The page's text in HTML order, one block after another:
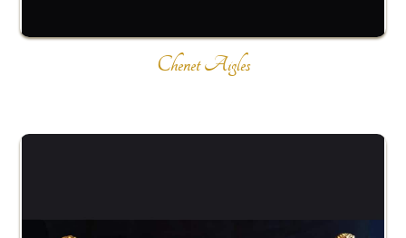
Chenet Aigles